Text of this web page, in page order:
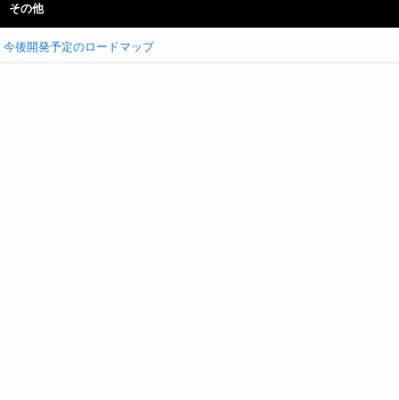
その他
今後開発予定のロードマップ